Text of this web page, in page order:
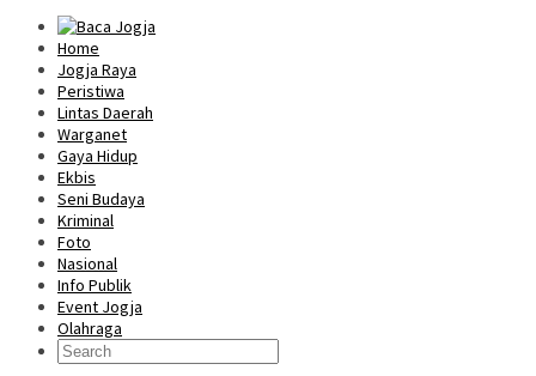
Home
Jogja Raya
Peristiwa
Lintas Daerah
Warganet
Gaya Hidup
Ekbis
Seni Budaya
Kriminal
Foto
Nasional
Info Publik
Event Jogja
Olahraga